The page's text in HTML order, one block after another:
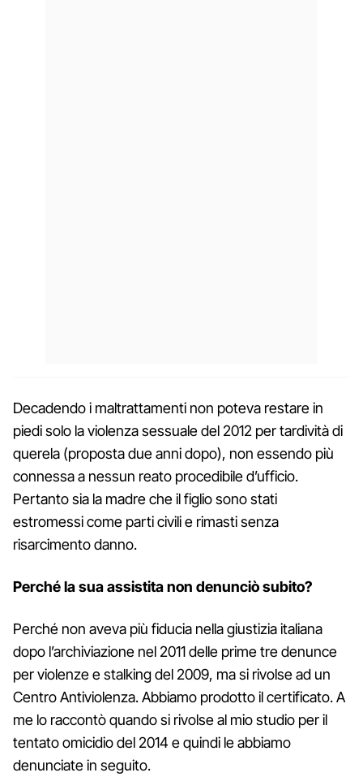
Decadendo i maltrattamenti non poteva restare in
piedi solo la violenza sessuale del 2012 per tardività di
querela (proposta due anni dopo), non essendo più
connessa a nessun reato procedibile d’ufficio.
Pertanto sia la madre che il figlio sono stati
estromessi come parti civili e rimasti senza
risarcimento danno.
Perché la sua assistita non denunciò subito?
Perché non aveva più fiducia nella giustizia italiana
dopo l’archiviazione nel 2011 delle prime tre denunce
per violenze e stalking del 2009, ma si rivolse ad un
Centro Antiviolenza. Abbiamo prodotto il certificato. A
me lo raccontò quando si rivolse al mio studio per il
tentato omicidio del 2014 e quindi le abbiamo
denunciate in seguito.